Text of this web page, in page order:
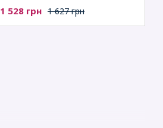
1 627 грн
1 528 грн